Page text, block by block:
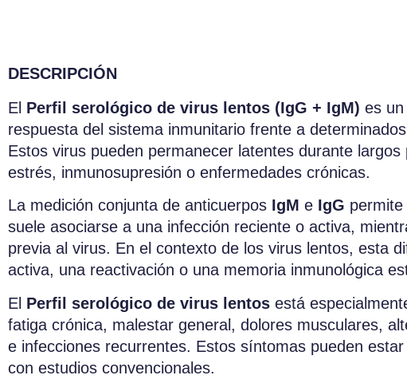
DESCRIPCIÓN
El Perfil serológico de virus lentos (IgG + IgM) es
respuesta del sistema inmunitario frente a
Estos virus pueden permanecer latentes durante
estrés, inmunosupresión o enfermedades crónicas.
La medición conjunta de anticuerpos IgM e IgG
suele asociarse a una infección reciente o activa,
previa al virus. En el contexto de los virus lentos, esta
activa, una reactivación o una memoria inmunológica
El Perfil serológico de virus lentos está
fatiga crónica, malestar general, dolores musculares,
e infecciones recurrentes. Estos síntomas pueden
con estudios convencionales.